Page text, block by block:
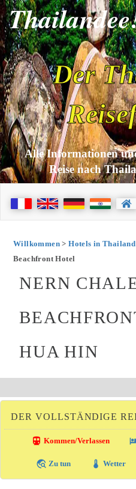
Der
Alle Informationen
Reise nach
Willkommen>Hotels in Thailand
Beachfront Hotel
NERN
HUA HIN
DER VOLLSTÄNDIGE
directions_transit Kommen/Verlassen
travel_explore Zu tun thermostat Wetter